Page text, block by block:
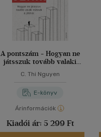
A pontszám - Hogyan ne
játsszuk tovább valaki
C. Thi Nguyen
E-könyv
Árinformációk
Kiadói ár: 5 299 Ft